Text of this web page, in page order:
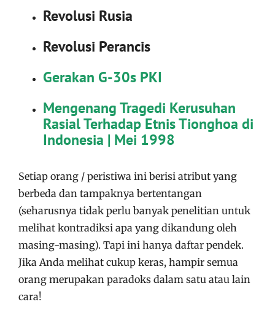
Revolusi Rusia
Revolusi Perancis
Gerakan G-30s PKI
Mengenang Tragedi Kerusuhan
Rasial Terhadap Etnis Tionghoa di
Indonesia | Mei 1998
Setiap orang / peristiwa ini berisi atribut yang
berbeda dan tampaknya bertentangan
(seharusnya tidak perlu banyak penelitian untuk
melihat kontradiksi apa yang dikandung oleh
masing-masing). Tapi ini hanya daftar pendek.
Jika Anda melihat cukup keras, hampir semua
orang merupakan paradoks dalam satu atau lain
cara!